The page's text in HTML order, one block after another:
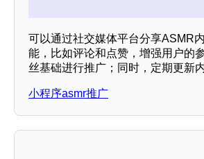
可以通过社交媒体平台分享ASMR
能，比如评论和点赞，增强用户的
丝基础进行推广；同时，定期更新
小程序asmr推广